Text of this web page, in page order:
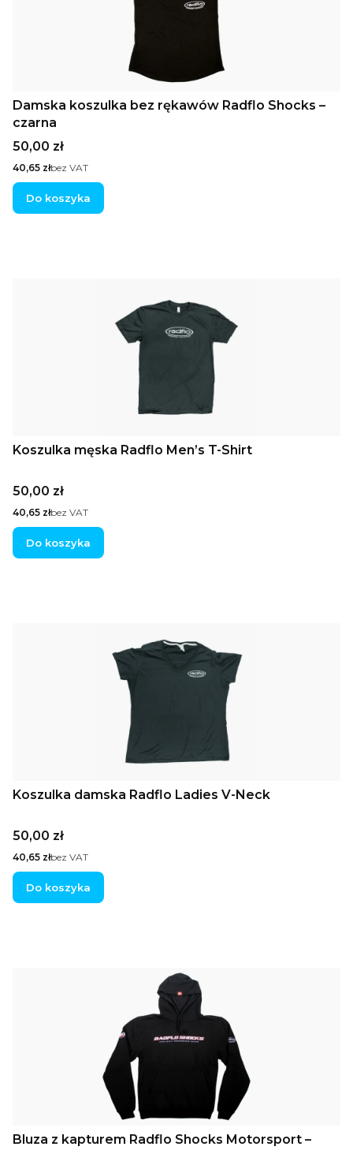
Damska koszulka bez rękawów Radflo Shocks –
czarna
Cena
50,00 zł
Cena
40,65 złbez VAT
Do koszyka
Koszulka męska Radflo Men’s T-Shirt
Cena
50,00 zł
Cena
40,65 złbez VAT
Do koszyka
Koszulka damska Radflo Ladies V-Neck
Cena
50,00 zł
Cena
40,65 złbez VAT
Do koszyka
Bluza z kapturem Radflo Shocks Motorsport –